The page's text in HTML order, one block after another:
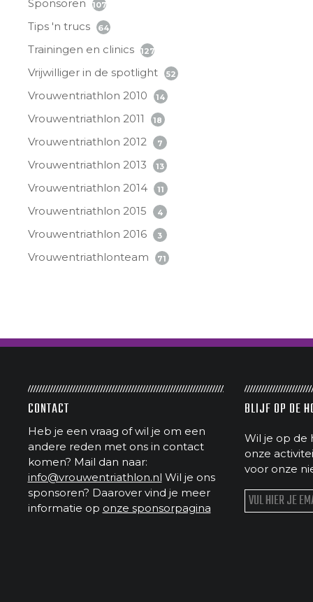
Sponsoren 107
Tips 'n trucs 64
Trainingen en clinics 127
Vrijwilliger in de spotlight 52
Vrouwentriathlon 2010 14
Vrouwentriathlon 2011 18
Vrouwentriathlon 2012 7
Vrouwentriathlon 2013 13
Vrouwentriathlon 2014 11
Vrouwentriathlon 2015 4
Vrouwentriathlon 2016 3
Vrouwentriathlonteam 71
CONTACT
Heb je een vraag of wil je om een
andere reden met ons in contact
komen? Mail dan naar:
info@vrouwentriathlon.nl Wil je ons
sponsoren? Daarover vind je meer
informatie op onze sponsorpagina
BLIJF OP DE
Wil je op de
onze
voor onze